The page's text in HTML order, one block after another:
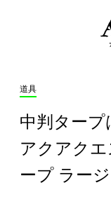
道具
中判タープ
アクアク
ープ ラージ